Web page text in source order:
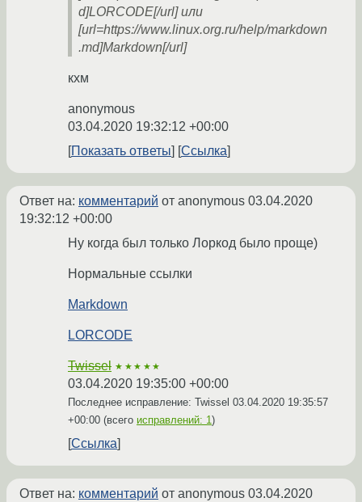
d]LORCODE[/url] или
[url=https://www.linux.org.ru/help/markdown
.md]Markdown[/url]
кхм
anonymous
03.04.2020 19:32:12 +00:00
Показать ответы
Ссылка
Ответ на: комментарий от anonymous 03.04.2020
19:32:12 +00:00
Ну когда был только Лоркод было проще)
Нормальные ссылки
Markdown
LORCODE
Twissel ★★★★★
03.04.2020 19:35:00 +00:00
Последнее исправление: Twissel 03.04.2020 19:35:57
+00:00 (всего исправлений: 1)
Ссылка
Ответ на: комментарий от anonymous 03.04.2020